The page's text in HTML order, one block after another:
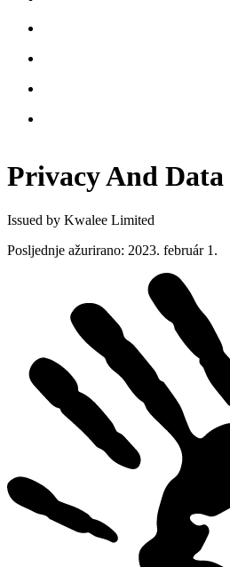
Privacy And Data
Issued by Kwalee Limited
Posljednje ažurirano: 2023. február 1.